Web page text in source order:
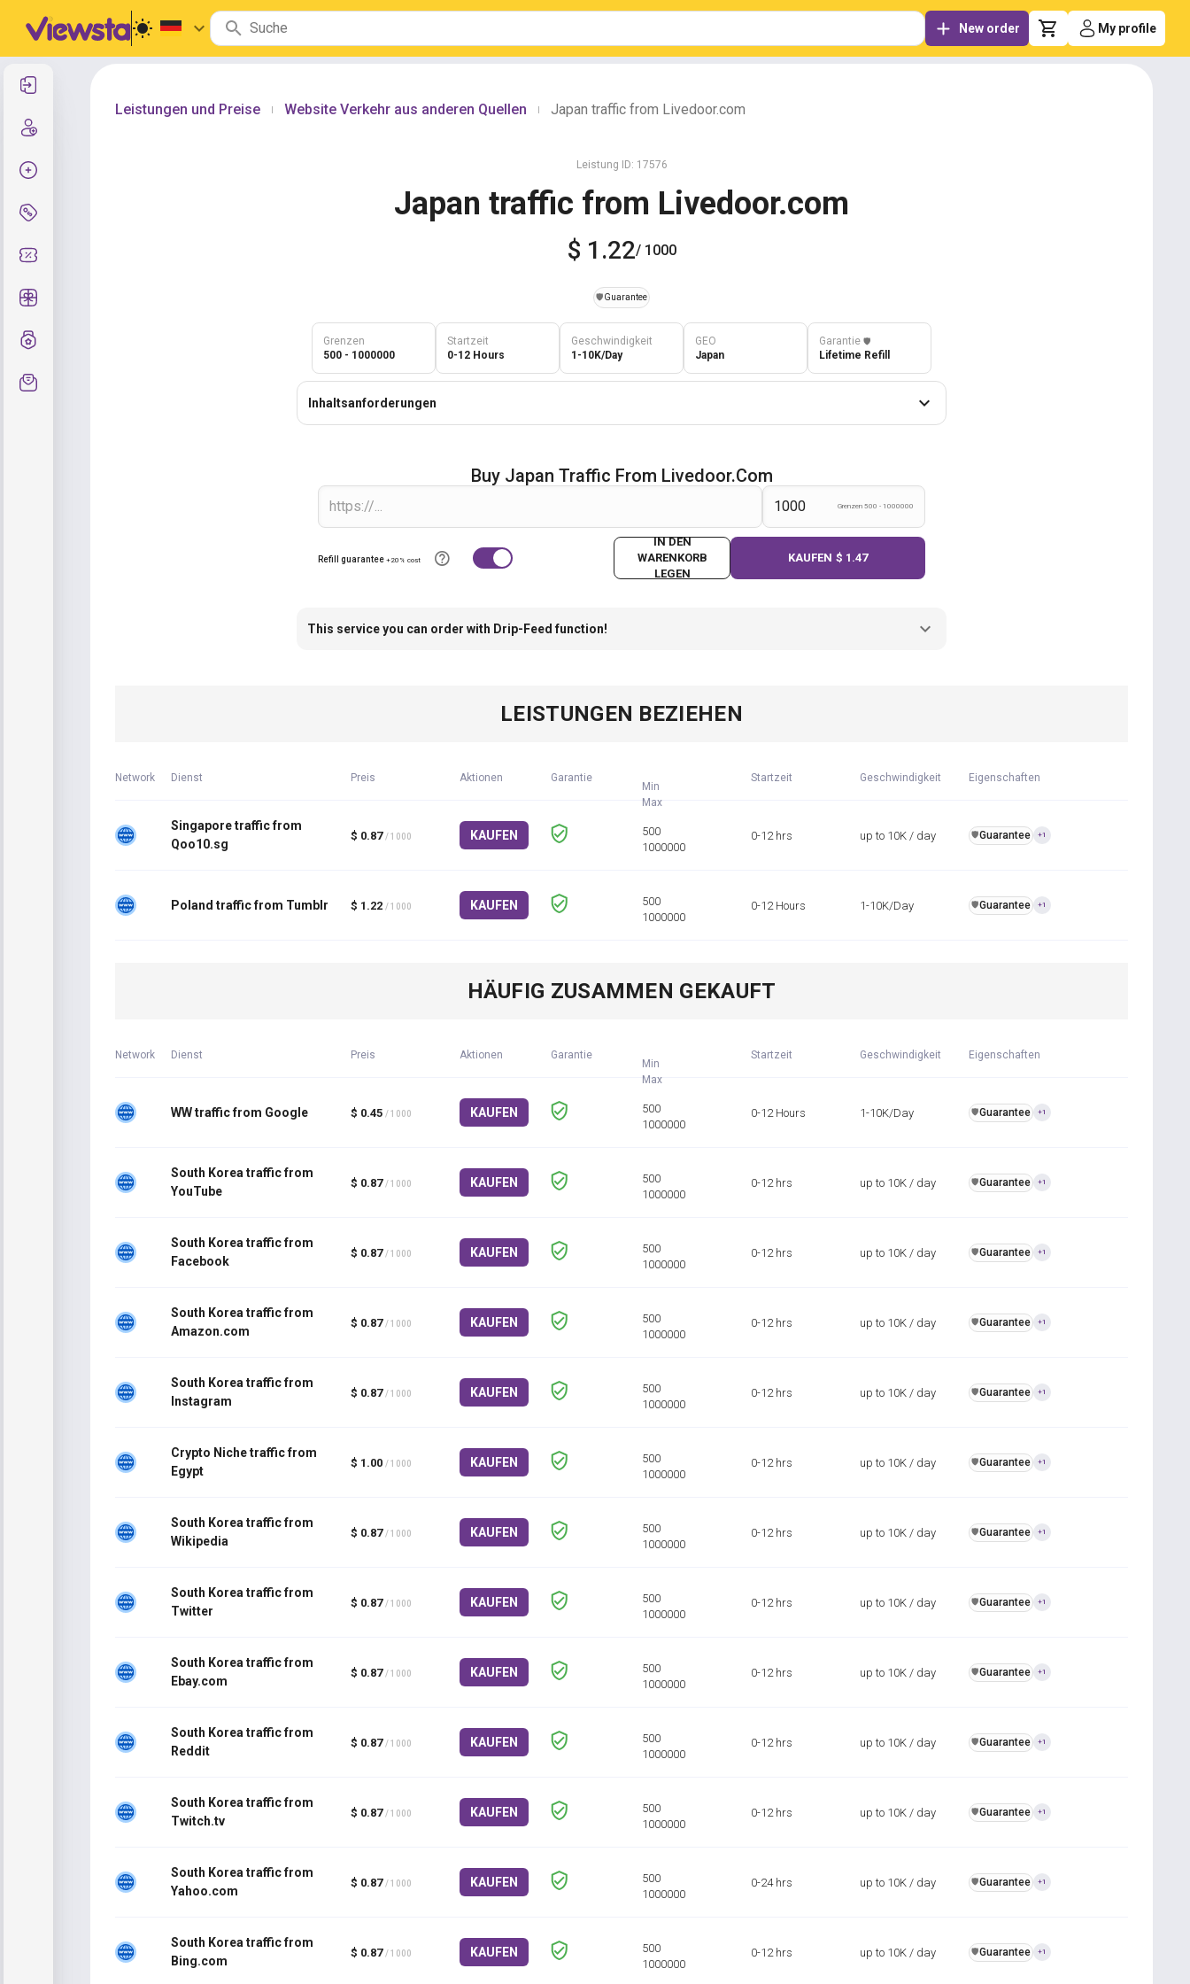
New order My profile
Leistungen und Preise Website Verkehr aus anderen Quellen Japan traffic from Livedoor.com
Leistung ID: 17576
Japan traffic from Livedoor.com
$ 1.22/ 1000
️🛡️Guarantee
Grenzen
500 - 1000000
Startzeit
0-12 Hours
Geschwindigkeit
1-10K/Day
GEO
Japan
Garantie ️🛡️
Lifetime Refill
Inhaltsanforderungen
Buy Japan Traffic From Livedoor.com
Grenzen 500 - 1000000
Refill guarantee +20% cost
IN DEN
WARENKORB
LEGEN
KAUFEN $ 1.47
This service you can order with Drip-Feed function!
LEISTUNGEN BEZIEHEN
Network Dienst Preis Aktionen Garantie
Min
Max
Startzeit Geschwindigkeit Eigenschaften
Singapore traffic from
Qoo10.sg
$ 0.87 / 1000 KAUFEN
500
1000000
0-12 hrs up to 10K / day ️🛡️Guarantee +1
Poland traffic from Tumblr $ 1.22 / 1000 KAUFEN
500
1000000
0-12 Hours 1-10K/Day ️🛡️Guarantee +1
HÄUFIG ZUSAMMEN GEKAUFT
Network Dienst Preis Aktionen Garantie
Min
Max
Startzeit Geschwindigkeit Eigenschaften
WW traffic from Google $ 0.45 / 1000 KAUFEN
500
1000000
0-12 Hours 1-10K/Day ️🛡️Guarantee +1
South Korea traffic from
YouTube
$ 0.87 / 1000 KAUFEN
500
1000000
0-12 hrs up to 10K / day ️🛡️Guarantee +1
South Korea traffic from
Facebook
$ 0.87 / 1000 KAUFEN
500
1000000
0-12 hrs up to 10K / day ️🛡️Guarantee +1
South Korea traffic from
Amazon.com
$ 0.87 / 1000 KAUFEN
500
1000000
0-12 hrs up to 10K / day ️🛡️Guarantee +1
South Korea traffic from
Instagram
$ 0.87 / 1000 KAUFEN
500
1000000
0-12 hrs up to 10K / day ️🛡️Guarantee +1
Crypto Niche traffic from
Egypt
$ 1.00 / 1000 KAUFEN
500
1000000
0-12 hrs up to 10K / day ️🛡️Guarantee +1
South Korea traffic from
Wikipedia
$ 0.87 / 1000 KAUFEN
500
1000000
0-12 hrs up to 10K / day ️🛡️Guarantee +1
South Korea traffic from
Twitter
$ 0.87 / 1000 KAUFEN
500
1000000
0-12 hrs up to 10K / day ️🛡️Guarantee +1
South Korea traffic from
Ebay.com
$ 0.87 / 1000 KAUFEN
500
1000000
0-12 hrs up to 10K / day ️🛡️Guarantee +1
South Korea traffic from
Reddit
$ 0.87 / 1000 KAUFEN
500
1000000
0-12 hrs up to 10K / day ️🛡️Guarantee +1
South Korea traffic from
Twitch.tv
$ 0.87 / 1000 KAUFEN
500
1000000
0-12 hrs up to 10K / day ️🛡️Guarantee +1
South Korea traffic from
Yahoo.com
$ 0.87 / 1000 KAUFEN
500
1000000
0-24 hrs up to 10K / day ️🛡️Guarantee +1
South Korea traffic from
Bing.com
$ 0.87 / 1000 KAUFEN
500
1000000
0-12 hrs up to 10K / day ️🛡️Guarantee +1